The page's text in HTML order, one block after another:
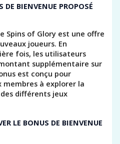
DE BIENVENUE PROPOSÉ
Spins of Glory est une offre
joueurs. En
fois, les utilisateurs
supplémentaire sur
est conçu pour
membres à explorer la
différents jeux
LE BONUS DE BIENVENUE